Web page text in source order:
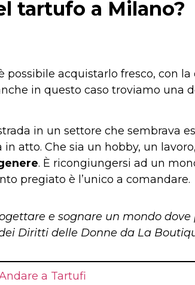
tartufo a Milano?
acquistarlo fresco, con
in questo caso troviamo una
in un settore che sembrava
atto. Che sia un hobby, un
. È ricongiungersi ad un
pregiato è l’unico a comandare.
e sognare un mondo
Diritti delle Donne da La
a Tartufi